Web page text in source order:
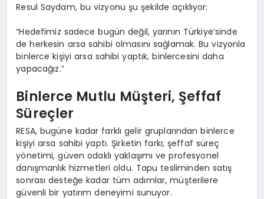
Resul Saydam, bu vizyonu şu şekilde açıklıyor:
“Hedefimiz sadece bugün değil, yarının Türkiye’sinde
de herkesin arsa sahibi olmasını sağlamak. Bu vizyonla
binlerce kişiyi arsa sahibi yaptık, binlercesini daha
yapacağız.”
Binlerce Mutlu Müşteri, Şeffaf
Süreçler
RESA, bugüne kadar farklı gelir gruplarından binlerce
kişiyi arsa sahibi yaptı. Şirketin farkı; şeffaf süreç
yönetimi, güven odaklı yaklaşımı ve profesyonel
danışmanlık hizmetleri oldu. Tapu tesliminden satış
sonrası desteğe kadar tüm adımlar, müşterilere
güvenli bir yatırım deneyimi sunuyor.